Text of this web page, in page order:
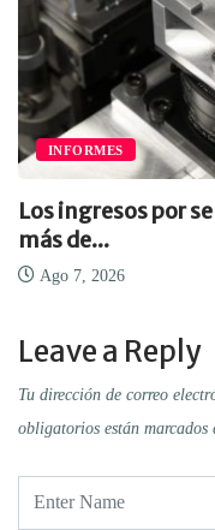
INFORMES
Los ingresos por
más de...
Ago 7, 2026
Leave a Reply
Tu dirección de correo
obligatorios están marcados